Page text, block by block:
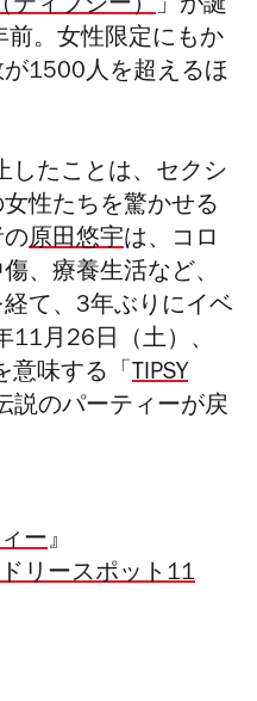
ティプシー）」が誕
。女性限定にもか
1500人を超えるほ
したことは、セクシ
性たちを驚かせる
原田悠宇は、コロ
、療養生活など、
て、3年ぶりにイベ
11月26日（土）、
意味する「 TIPSY
説のパーティーが戻
ー』
リースポット11